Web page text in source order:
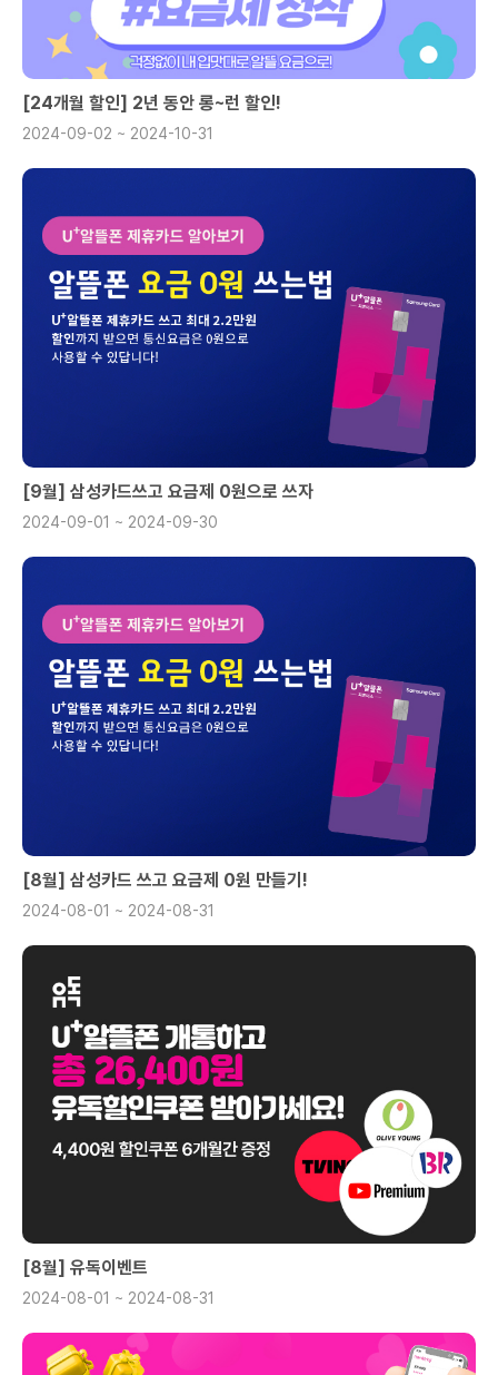
[24개월 할인] 2년 동안 롱~런 할인!
2024-09-02 ~ 2024-10-31
[9월] 삼성카드쓰고 요금제 0원으로 쓰자
2024-09-01 ~ 2024-09-30
[8월] 삼성카드 쓰고 요금제 0원 만들기!
2024-08-01 ~ 2024-08-31
[8월] 유독이벤트
2024-08-01 ~ 2024-08-31